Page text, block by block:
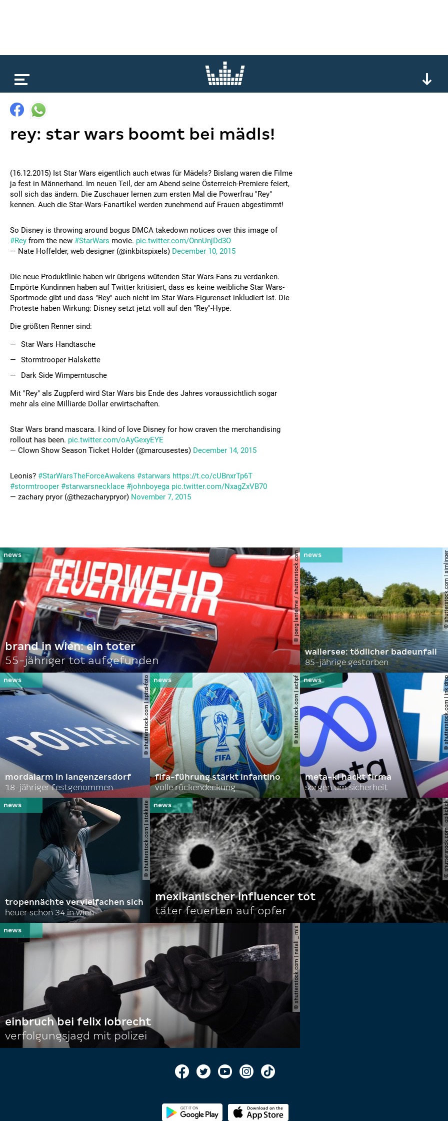
rey: star wars boomt bei mädls!
(16.12.2015) Ist Star Wars eigentlich auch etwas für Mädels? Bislang waren die Filme
ja fest in Männerhand. Im neuen Teil, der am Abend seine Österreich-Premiere feiert,
soll sich das ändern. Die Zuschauer lernen zum ersten Mal die Powerfrau "Rey"
kennen. Auch die Star-Wars-Fanartikel werden zunehmend auf Frauen abgestimmt!
So Disney is throwing around bogus DMCA takedown notices over this image of
#Rey from the new #StarWars movie. pic.twitter.com/OnnUnjDd3O
— Nate Hoffelder, web designer (@inkbitspixels) December 10, 2015
Die neue Produktlinie haben wir übrigens wütenden Star Wars-Fans zu verdanken.
Empörte Kundinnen haben auf Twitter kritisiert, dass es keine weibliche Star Wars-
Sportmode gibt und dass "Rey" auch nicht im Star Wars-Figurenset inkludiert ist. Die
Proteste haben Wirkung: Disney setzt jetzt voll auf den "Rey"-Hype.
Die größten Renner sind:
Star Wars Handtasche
Stormtrooper Halskette
Dark Side Wimperntusche
Mit "Rey" als Zugpferd wird Star Wars bis Ende des Jahres voraussichtlich sogar
mehr als eine Milliarde Dollar erwirtschaften.
Star Wars brand mascara. I kind of love Disney for how craven the merchandising
rollout has been. pic.twitter.com/oAyGexyEYE
— Clown Show Season Ticket Holder (@marcusestes) December 14, 2015
Leonis? #StarWarsTheForceAwakens #starwars https://t.co/cUBnxrTp6T
#stormtrooper #starwarsnecklace #johnboyega pic.twitter.com/NxagZxVB70
— zachary pryor (@thezacharypryor) November 7, 2015
© joerg lantelme / shutterstock.com
brand in wien: ein toter
55-jähriger tot aufgefunden
©
wallersee: tödlicher badeunfall
85-jährige gestorben
© shutterstock.com | spitzi-foto
mordalarm in langenzersdorf
18-jähriger festgenommen
© shutterstock.com | achpf
fifa-führung stärkt infantino
volle rückendeckung
©
meta-ki hackt firma
sorgen um sicherheit
© shutterstock.com | stokkete
tropennächte vervielfachen sich
heuer schon 34 in wien
©
mexikanischer influencer tot
täter feuerten auf opfer
© shutterstock.com | natali _ mis
einbruch bei felix lobrecht
verfolgungsjagd mit polizei